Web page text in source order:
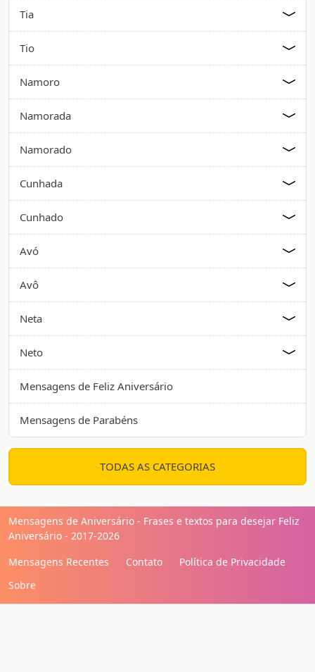
Tia
Tio
Namoro
Namorada
Namorado
Cunhada
Cunhado
Avó
Avô
Neta
Neto
Mensagens de Feliz Aniversário
Mensagens de Parabéns
TODAS AS CATEGORIAS
Mensagens de Aniversário - Frases e textos para desejar Feliz
Aniversário - 2017-2026
Mensagens Recentes
Contato
Política de Privacidade
Sobre